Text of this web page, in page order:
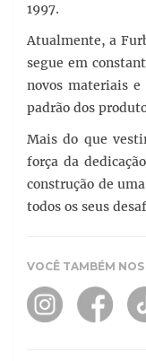
1997.
Atualmente, a
segue em
novos materiais e
padrão dos
Mais do que
força da
construção de
todos os seus
VOCÊ TAMBÉM